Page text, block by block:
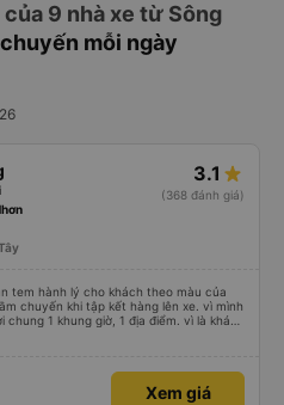
9 nhà xe từ Sông
chuyến mỗi ngày
3.1
(368 đánh giá)
chuyến khi tập kết hàng lên xe. vì mình
1 khung giờ, 1 địa điểm. vì là khách
lòng và tin tưởng. tuy nhiên rất mong
được yêu thích và lựa chọn số 1 quy
Xem giá